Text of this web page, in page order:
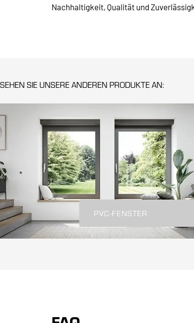
Nachhaltigkeit, Qualität und
SEHEN SIE UNSERE ANDEREN PRODUKTE AN:
PVC-FENSTER